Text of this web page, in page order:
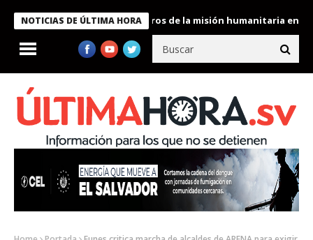
NOTICIAS DE ÚLTIMA HORA
condecora a miembros de la misión humanitaria enviada a